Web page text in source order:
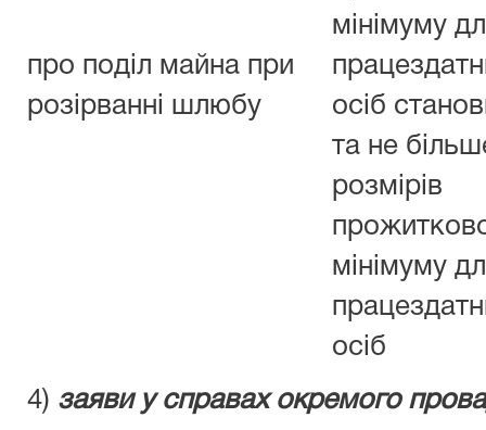
про поділ майна при
розірванні шлюбу
мінімуму
осіб
та не
розмірів
мінімуму
осіб
4) заяви у справах окремого